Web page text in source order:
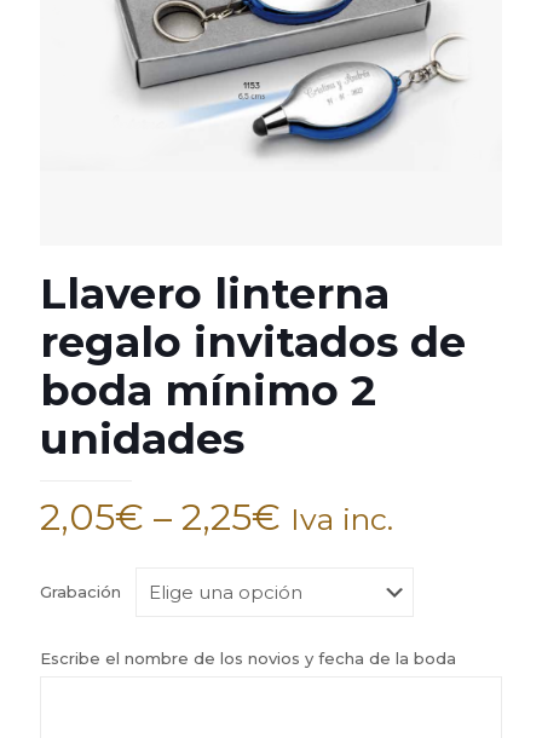
Llavero linterna
regalo invitados de
boda mínimo 2
unidades
2,05€ – 2,25€ Iva inc.
Grabación
Escribe el nombre de los novios y fecha de la boda